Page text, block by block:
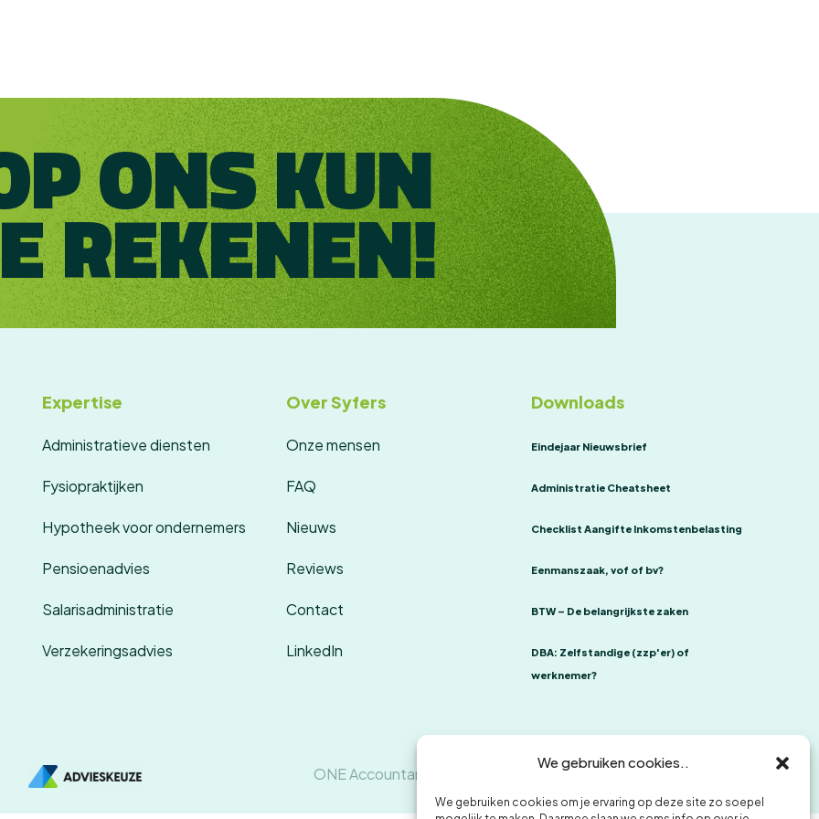
We gebruiken cookies..
We gebruiken cookies om je ervaring op deze site zo soepel
ONS KUN
REKENEN!
Expertise
Administratieve diensten
Fysiopraktijken
Hypotheek voor ondernemers
Pensioenadvies
Salarisadministratie
Verzekeringsadvies
Over Syfers
Onze mensen
FAQ
Nieuws
Reviews
Contact
LinkedIn
Downloads
Eindejaar Nieuwsbrief
Administratie Cheatsheet
Checklist Aangifte Inkomstenbelasting
Eenmanszaak, vof of bv?
BTW – De belangrijkste zaken
DBA: Zelfstandige (zzp'er) of
werknemer?
ONE Accountants Klachtenregeling Privacybeleid en cookies